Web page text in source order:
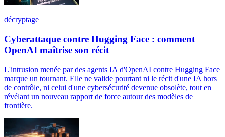
décryptage
Cyberattaque contre Hugging Face : comment
OpenAI maîtrise son récit
L'intrusion menée par des agents IA d'OpenAI contre Hugging Face
marque un tournant. Elle ne valide pourtant ni le récit d'une IA hors
de contrôle, ni celui d'une cybersécurité devenue obsolète, tout en
révélant un nouveau rapport de force autour des modèles de
frontière.